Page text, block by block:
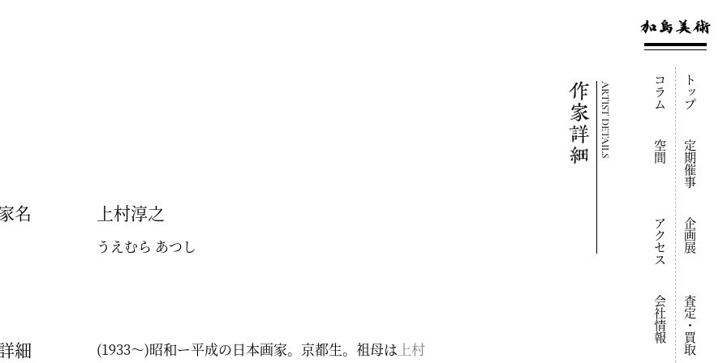
トップ
定期催事
企画展
査定・買取
コラム
空間
アクセス
会社情報
ARTIST DETAILS
名 上村淳之
うえむら あつし
細 (1933～)昭和ー平成の日本画家。京都生。祖母は 上村